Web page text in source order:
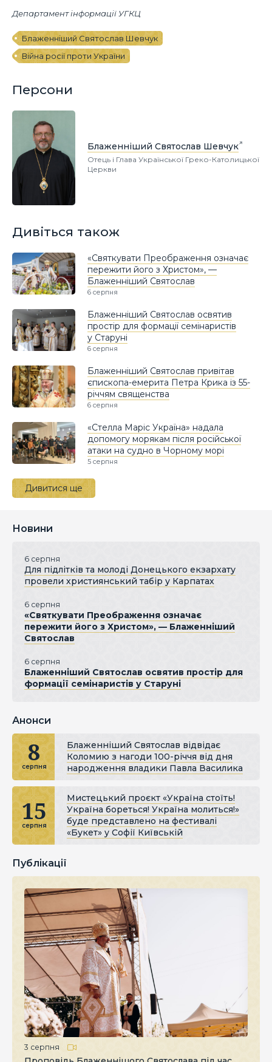
Департамент інформації УГКЦ
Блаженніший Святослав Шевчук
Війна росії проти України
Персони
Блаженніший Святослав Шевчук
Отець і Глава Української Греко-Католицької
Церкви
Дивіться також
«Святкувати Преображення означає
пережити його з Христом», —
Блаженніший Святослав
6 серпня
Блаженніший Святослав освятив
простір для формації семінаристів
у Старуні
6 серпня
Блаженніший Святослав привітав
єпископа-емерита Петра Крика із 55-
річчям священства
6 серпня
«Стелла Маріс Україна» надала
допомогу морякам після російської
атаки на судно в Чорному морі
5 серпня
Дивитися ще
Новини
6 серпня
Для підлітків та молоді Донецького екзархату
провели християнський табір у Карпатах
6 серпня
«Святкувати Преображення означає
пережити його з Христом», — Блаженніший
Святослав
6 серпня
Блаженніший Святослав освятив простір для
формації семінаристів у Старуні
Анонси
8
серпня
Блаженніший Святослав відвідає
Коломию з нагоди 100-річчя від дня
народження владики Павла Василика
15
серпня
Мистецький проєкт «Україна стоїть!
Україна бореться! Україна молиться!»
буде представлено на фестивалі
«Букет» у Софії Київській
Публікації
3 серпня